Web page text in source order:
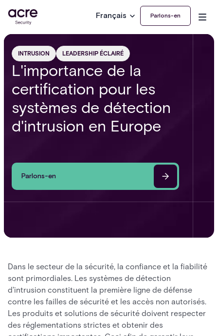
Français Parlons-en
INTRUSION LEADERSHIP ÉCLAIRÉ
L'importance de la
certification pour les
systèmes de détection
d'intrusion en Europe
Parlons-en
Dans le secteur de la sécurité, la confiance et la fiabilité
sont primordiales. Les systèmes de détection
d'intrusion constituent la première ligne de défense
contre les failles de sécurité et les accès non autorisés.
Les produits et solutions de sécurité doivent respecter
des réglementations strictes et obtenir des